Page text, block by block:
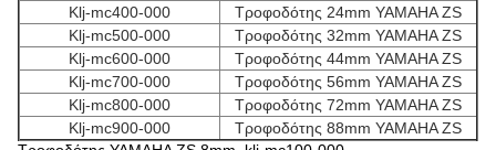
Klj-mc400-000
Τροφοδότης 24mm YAMAHA ZS
Klj-mc500-000
Τροφοδότης 32mm YAMAHA ZS
Klj-mc600-000
Τροφοδότης 44mm YAMAHA ZS
Klj-mc700-000
Τροφοδότης 56mm YAMAHA ZS
Klj-mc800-000
Τροφοδότης 72mm YAMAHA ZS
Klj-mc900-000
Τροφοδότης 88mm YAMAHA ZS